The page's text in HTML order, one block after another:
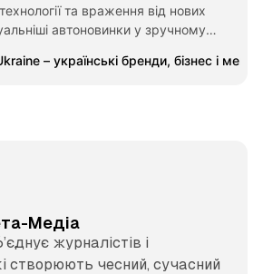
та враження від нових
автоновинки у зручному
– українські бренди, бізнес і
Медіа
журналістів і
створюють чесний, сучасний